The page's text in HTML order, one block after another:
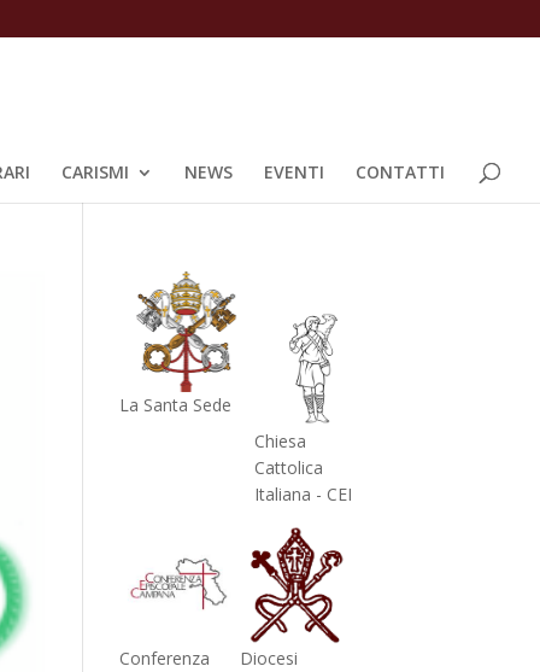
CARISMI NEWS EVENTI CONTATTI
La Santa Sede
Chiesa
Cattolica
Italiana - CEI
Conferenza
Diocesi